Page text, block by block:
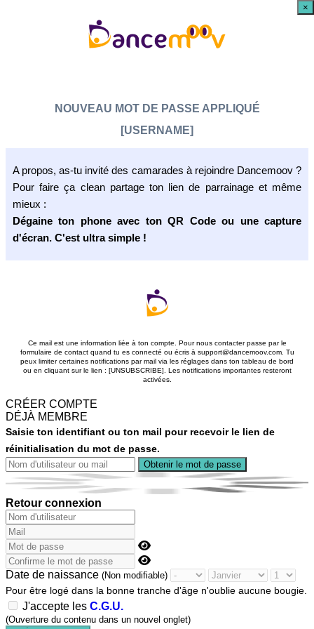
NOUVEAU MOT DE PASSE APPLIQUÉ
[USERNAME]
A propos, as-tu invité des camarades à rejoindre Dancemoov ?
Pour faire ça clean partage ton lien de parrainage et même
mieux :
Dégaine ton phone avec ton QR Code ou une capture
d'écran. C'est ultra simple !
Ce mail est une information liée à ton compte. Pour nous contacter passe par le
formulaire de contact quand tu es connecté ou écris à support@dancemoov.com. Tu
peux limiter certaines notifications par mail via les réglages dans ton tableau de bord
ou en cliquant sur le lien : [UNSUBSCRIBE]. Les notifications importantes resteront
activées.
CRÉER COMPTE
DÉJÀ MEMBRE
Saisie ton identifiant ou ton mail pour recevoir le lien de
réinitialisation du mot de passe.
Retour connexion
Date de naissance (Non modifiable)
Pour être logé dans la bonne tranche d'âge n'oublie aucune bougie.
J'accepte les C.G.U.
(Ouverture du contenu dans un nouvel onglet)
×